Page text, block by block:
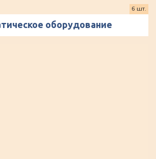
оборудование
6 шт.